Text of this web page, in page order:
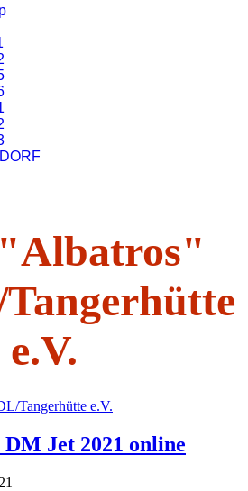
e.V.
Tangerhütte e.V.
Jet 2021 online